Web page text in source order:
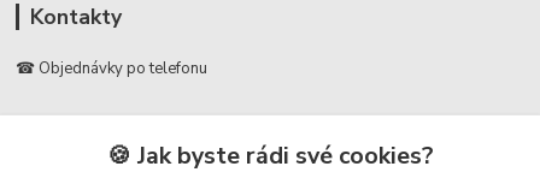
Kontakty
☎ Objednávky po telefonu
🛡️ Infolinka
📞 728 007 997
⏰ Po - Pá | 7:00 - 13:30 |
🍪 Jak byste rádi své cookies?